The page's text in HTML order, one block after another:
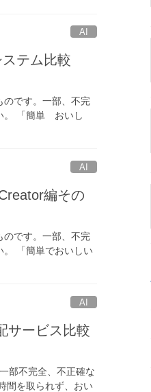
AI
テム比較
のです。一部、不完
。 「簡単 おいし
AI
編その
のです。一部、不完
。 「簡単でおいしい
AI
サービス比較
部不完全、不正確な
間を取られず、おい